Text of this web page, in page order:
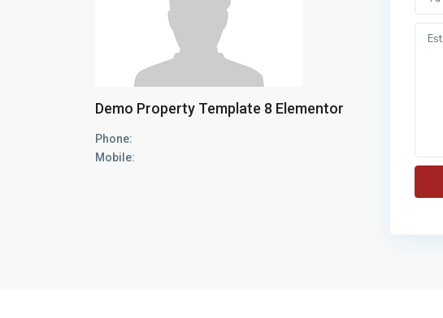
Demo Property Template 8 Elementor
Phone:
Mobile: